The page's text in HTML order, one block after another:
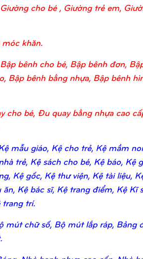
cho bé , Giường trẻ em,
móc khăn.
bênh cho bé, Bập bênh đơn,
Bập bênh bằng nhựa, Bập bênh
cho bé, Đu quay bằng nhựa cao
mẫu giáo, Kệ cho trẻ, Kệ mầm
trẻ, Kệ sách cho bé, Kệ báo, Kệ
Kệ gốc, Kệ thư viện, Kệ tài liệu,
ăn, Kệ bác sĩ, Kệ trang điểm, Kệ Kĩ
trang trí.
mút chữ số, Bộ mút lắp ráp, Bảng